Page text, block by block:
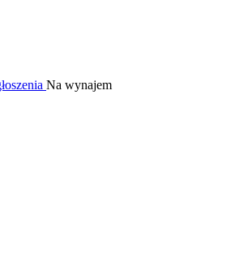
Na wynajem